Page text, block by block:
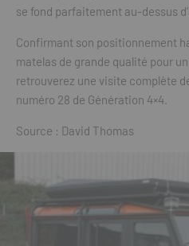
se fond parfaitement au-dessus
Confirmant son positionnement
matelas de grande qualité pour
retrouverez une visite complète
numéro 28 de Génération 4×4.
Source : David Thomas